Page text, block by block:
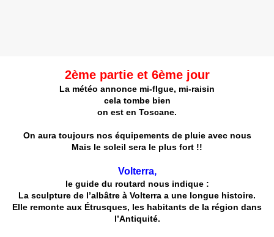
2ème partie et 6ème jour
La météo annonce mi-fIgue, mi-raisin
cela tombe bien
on est en Toscane.
On aura toujours nos équipements de pluie avec nous
Mais le soleil sera le plus fort !!
Volterra,
le guide du routard nous indique :
La sculpture de l’albâtre à Volterra a une longue histoire.
Elle remonte aux Étrusques, les habitants de la région dans
l’Antiquité.